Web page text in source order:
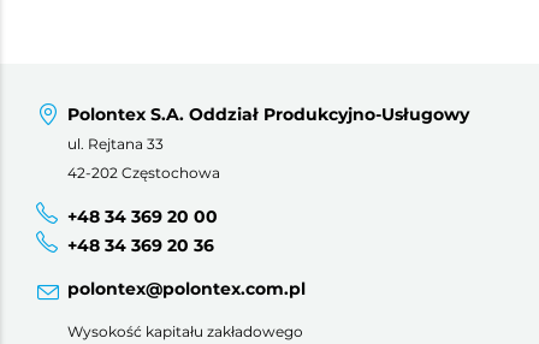
Polontex S.A. Oddział Produkcyjno-Usługowy
ul. Rejtana 33
42-202 Częstochowa
+48 34 369 20 00
+48 34 369 20 36
polontex@polontex.com.pl
Wysokość kapitału zakładowego